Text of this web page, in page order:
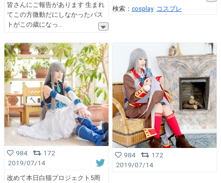
皆さんにご報告があります 生まれ
てこの方微動だにしなかったバス
トがこの歳になっ
検索： cosplay コスプレ
984
172
2019/07/14
改めて本日白猫プロジェクト5周
984
172
2019/07/14